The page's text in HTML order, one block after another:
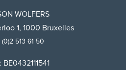
WOLFERS
1, 1000 Bruxelles
513 61 50